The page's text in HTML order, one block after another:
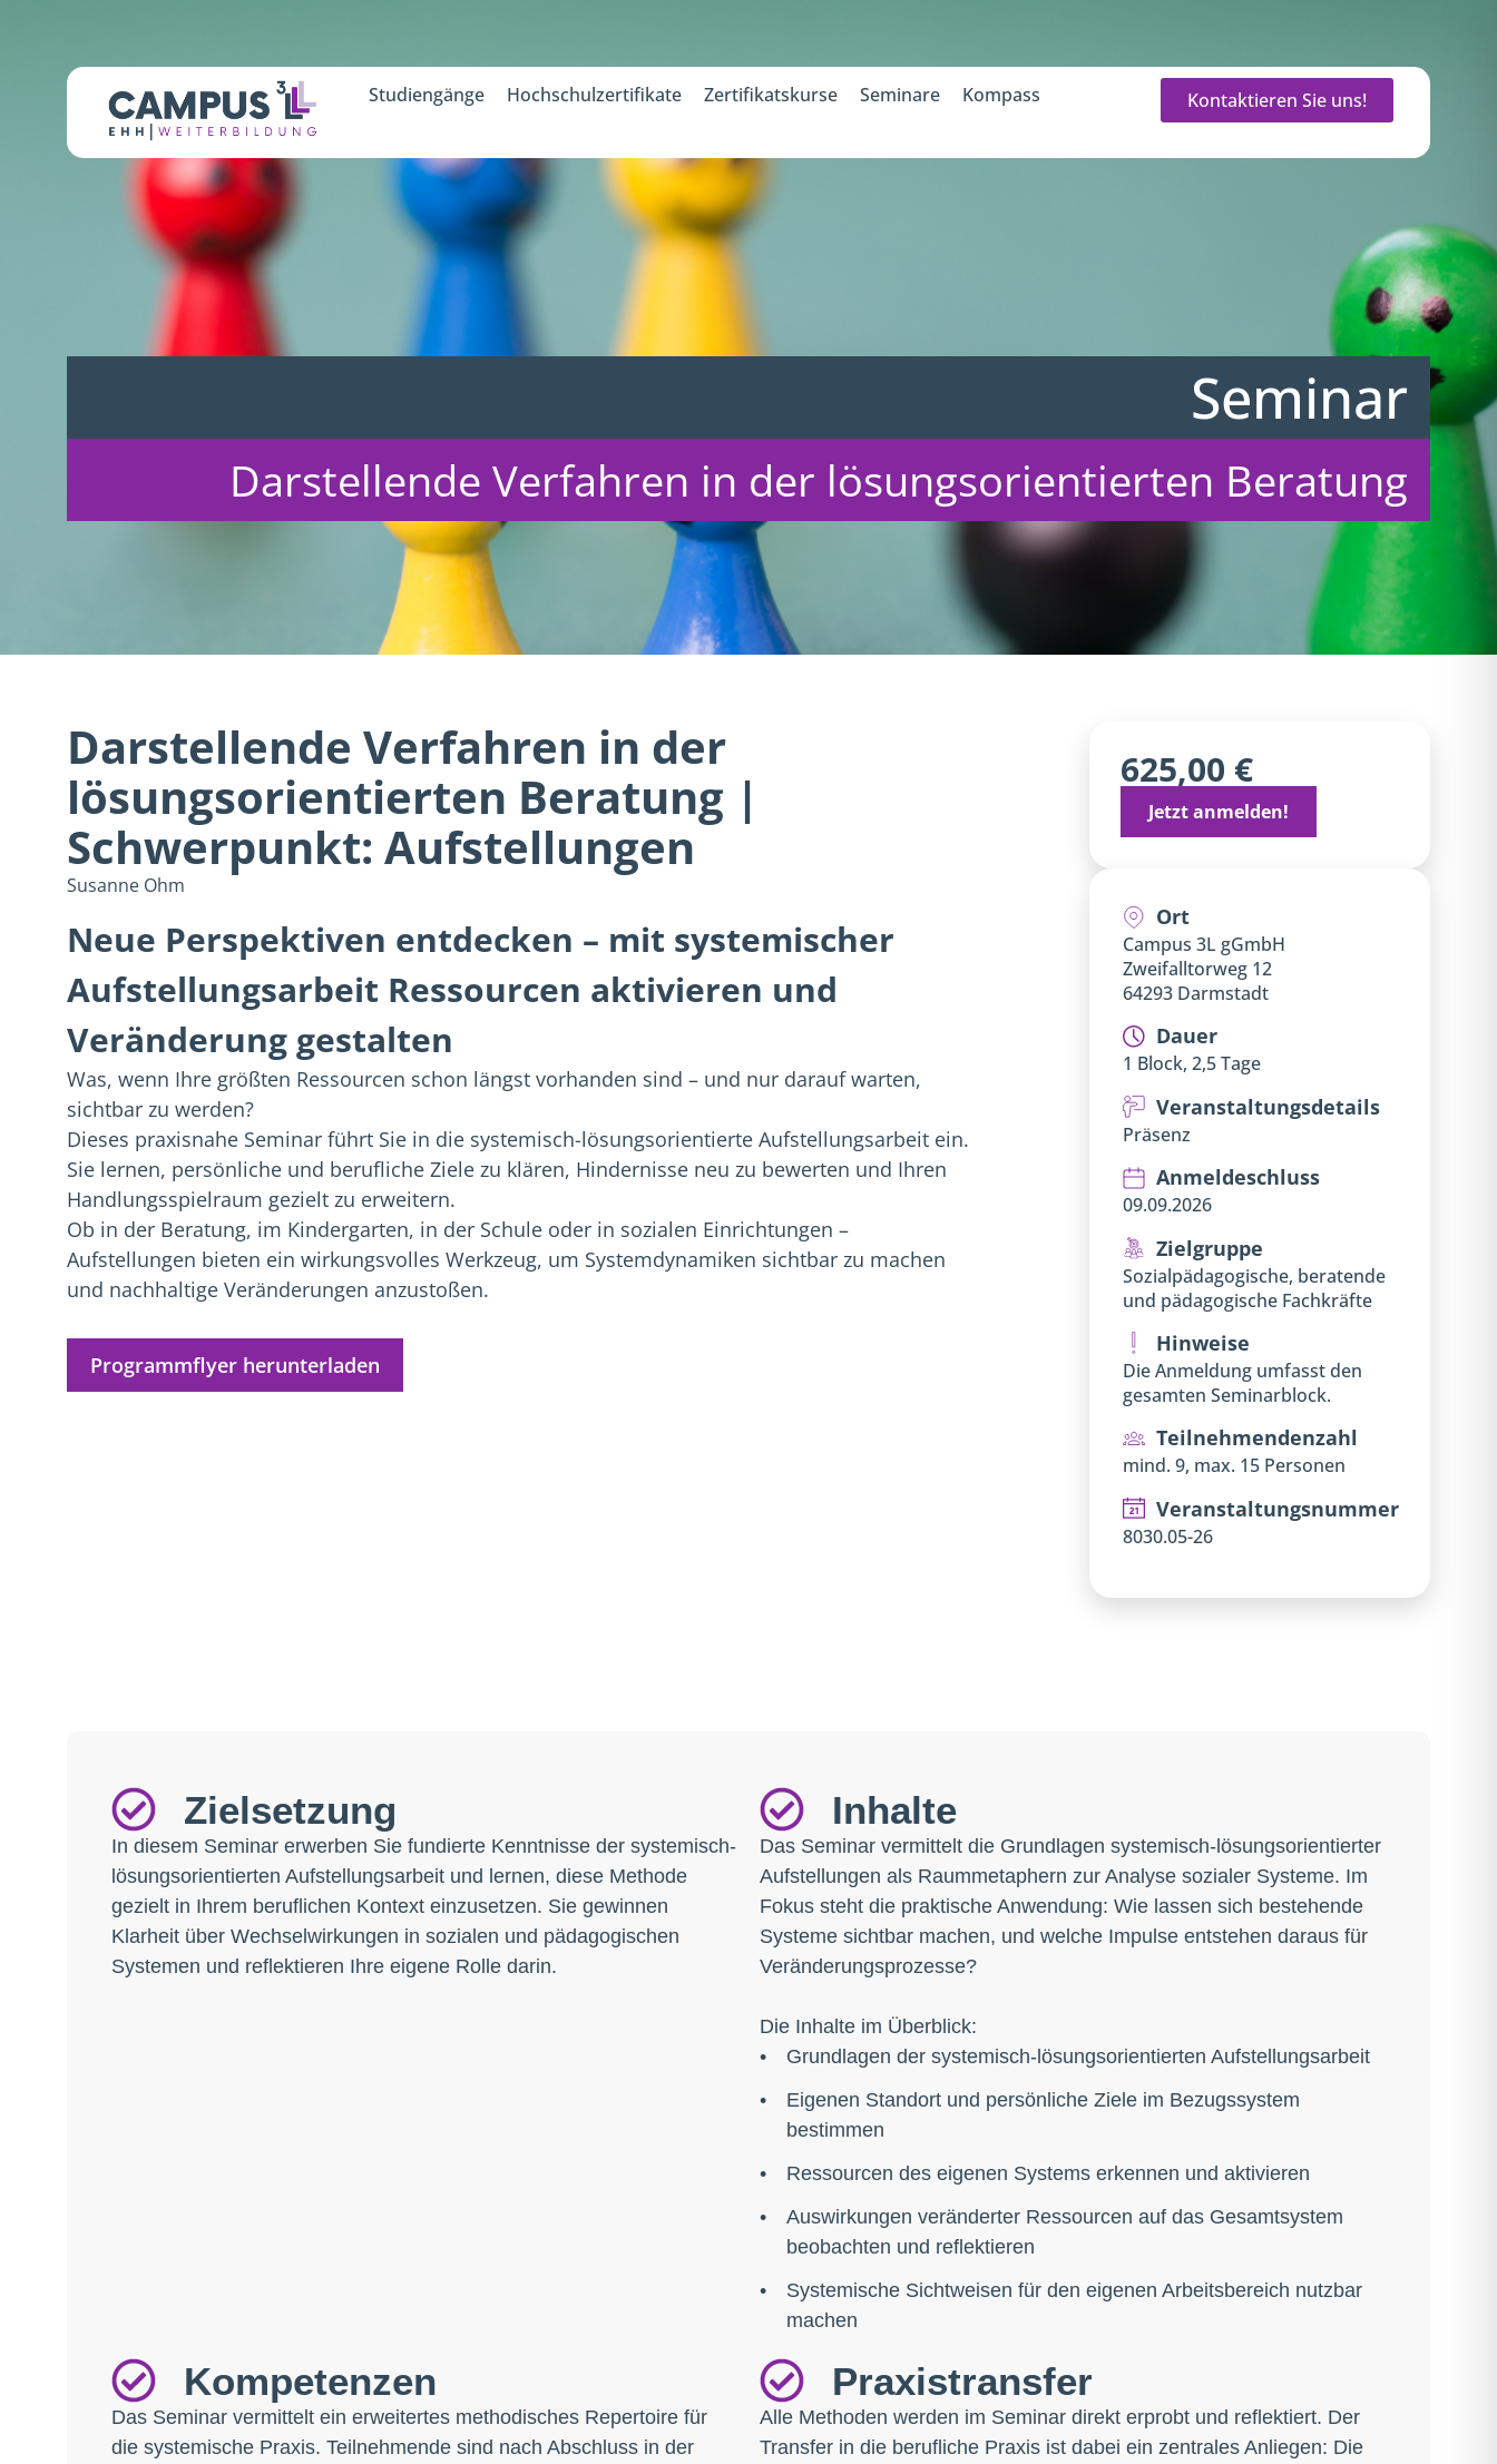
Studiengänge Hochschulzertifikate Zertifikatskurse Seminare Kompass Kontaktieren Sie uns!
Seminar
Darstellende Verfahren in der lösungsorientierten Beratung
Darstellende Verfahren in der
lösungsorientierten Beratung |
Schwerpunkt: Aufstellungen
Susanne Ohm
Neue Perspektiven entdecken – mit systemischer
Aufstellungsarbeit Ressourcen aktivieren und
Veränderung gestalten
Was, wenn Ihre größten Ressourcen schon längst vorhanden sind – und nur darauf warten,
sichtbar zu werden?
Dieses praxisnahe Seminar führt Sie in die systemisch-lösungsorientierte Aufstellungsarbeit ein.
Sie lernen, persönliche und berufliche Ziele zu klären, Hindernisse neu zu bewerten und Ihren
Handlungsspielraum gezielt zu erweitern.
Ob in der Beratung, im Kindergarten, in der Schule oder in sozialen Einrichtungen –
Aufstellungen bieten ein wirkungsvolles Werkzeug, um Systemdynamiken sichtbar zu machen
und nachhaltige Veränderungen anzustoßen.
Programmflyer herunterladen
625,00 €
Jetzt anmelden!
Ort
Campus 3L gGmbH
Zweifalltorweg 12
64293 Darmstadt
Dauer
1 Block, 2,5 Tage
Veranstaltungsdetails
Präsenz
Anmeldeschluss
09.09.2026
Zielgruppe
Sozialpädagogische, beratende
und pädagogische Fachkräfte
Hinweise
Die Anmeldung umfasst den
gesamten Seminarblock.
Teilnehmendenzahl
mind. 9, max. 15 Personen
Veranstaltungsnummer
8030.05-26
Zielsetzung
In diesem Seminar erwerben Sie fundierte Kenntnisse der systemisch-
lösungsorientierten Aufstellungsarbeit und lernen, diese Methode
gezielt in Ihrem beruflichen Kontext einzusetzen. Sie gewinnen
Klarheit über Wechselwirkungen in sozialen und pädagogischen
Systemen und reflektieren Ihre eigene Rolle darin.
Inhalte
Das Seminar vermittelt die Grundlagen systemisch-lösungsorientierter
Aufstellungen als Raummetaphern zur Analyse sozialer Systeme. Im
Fokus steht die praktische Anwendung: Wie lassen sich bestehende
Systeme sichtbar machen, und welche Impulse entstehen daraus für
Veränderungsprozesse?
Die Inhalte im Überblick:
Grundlagen der systemisch-lösungsorientierten Aufstellungsarbeit
Eigenen Standort und persönliche Ziele im Bezugssystem
bestimmen
Ressourcen des eigenen Systems erkennen und aktivieren
Auswirkungen veränderter Ressourcen auf das Gesamtsystem
beobachten und reflektieren
Systemische Sichtweisen für den eigenen Arbeitsbereich nutzbar
machen
Kompetenzen
Das Seminar vermittelt ein erweitertes methodisches Repertoire für
die systemische Praxis. Teilnehmende sind nach Abschluss in der
Praxistransfer
Alle Methoden werden im Seminar direkt erprobt und reflektiert. Der
Transfer in die berufliche Praxis ist dabei ein zentrales Anliegen: Die